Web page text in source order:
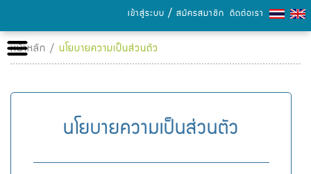
เข้าสู่ระบบ / สมัครสมาชิก ติดต่อเรา
หน้าหลัก
เลือกซื้อสินค้า
หน้าหลัก / นโยบายความเป็นส่วนตัว
นโยบายความเป็นส่วนตัว